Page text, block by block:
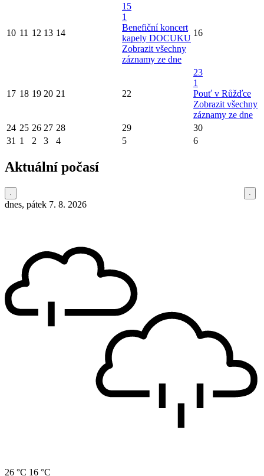
10 11 12 13 14
15
1
Benefiční koncert
kapely DOCUKU
Zobrazit všechny
záznamy ze dne
16
17 18 19 20 21 22
23
1
Pouť v Růžďce
Zobrazit všechny
záznamy ze dne
24 25 26 27 28 29
30
31 1 2 3 4 5 6
Aktuální počasí
dnes, pátek 7. 8. 2026
26 °C 16 °C